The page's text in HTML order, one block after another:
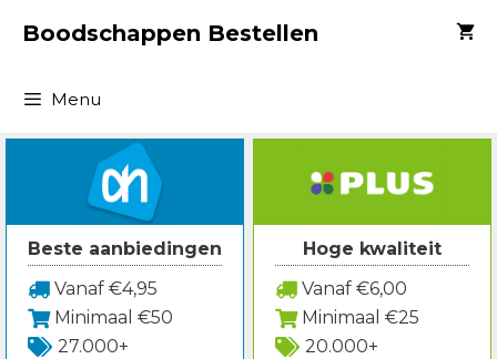
naarBoodschappen Bestellen
Menu
Beste aanbiedingen
Vanaf €4,95
Minimaal €50
27.000+
Hoge kwaliteit
Vanaf €6,00
Minimaal €25
20.000+